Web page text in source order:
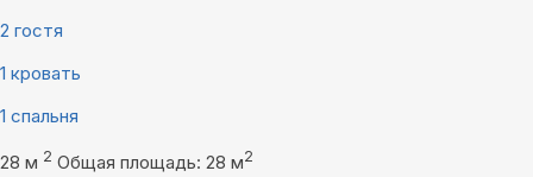
2 гостя
1 кровать
1 спальня
28 м 2 Общая площадь: 28 м2